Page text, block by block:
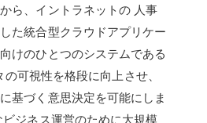
ら、イントラネットの 人事
た統合型クラウドアプリケー
けのひとつのシステムである
可視性を格段に向上させ、
基づく意思決定を可能にしま
ジネス運営のために大規模